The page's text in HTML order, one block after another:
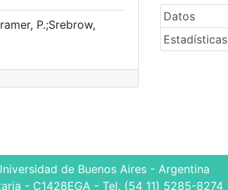
Datos
Estadísticas
P.;Srebrow,
de Buenos Aires - Argentina
- C1428EGA - Tel. (54 11) 5285-8274